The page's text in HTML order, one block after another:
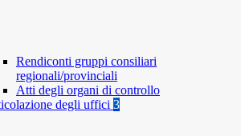
Rendiconti gruppi consiliari
regionali/provinciali
Atti degli organi di controllo
degli uffici 3